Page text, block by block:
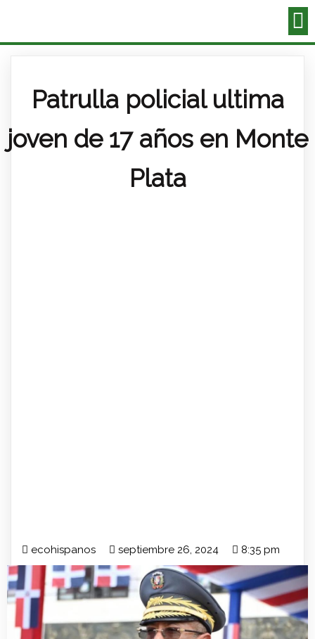
Patrulla policial ultima
joven de 17 años en Monte
Plata
ecohispanos septiembre 26, 2024 8:35 pm